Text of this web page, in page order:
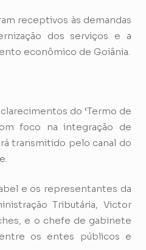
receptivos às demandas
dos serviços e a
econômico de Goiânia.
do ‘Termo de
foco na integração de
transmitido pelo canal do
e os representantes da
Tributária, Victor
e o chefe de gabinete
os entes públicos e